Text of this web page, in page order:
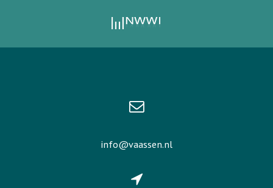
info@vaassen.nl